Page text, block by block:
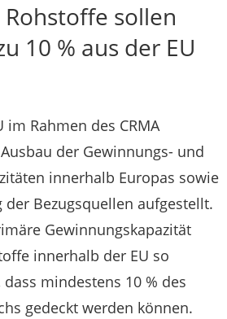
sollen
10 % aus der EU
im Rahmen des CRMA
der Gewinnungs- und
innerhalb Europas sowie
Bezugsquellen aufgestellt.
Gewinnungskapazität
innerhalb der EU so
mindestens 10 % des
gedeckt werden können.